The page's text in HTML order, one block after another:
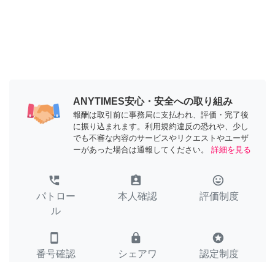
ANYTIMES安心・安全への取り組み
報酬は取引前に事務局に支払われ、評価・完了後
に振り込まれます。利用規約違反の恐れや、少し
でも不審な内容のサービスやリクエストやユーザ
ーがあった場合は通報してください。
詳細を見る
perm_phone_msg
パトロー
ル
assignment_ind
本人確認
tag_faces
評価制度
smartphone
番号確認
lock
シェアワ
stars
認定制度